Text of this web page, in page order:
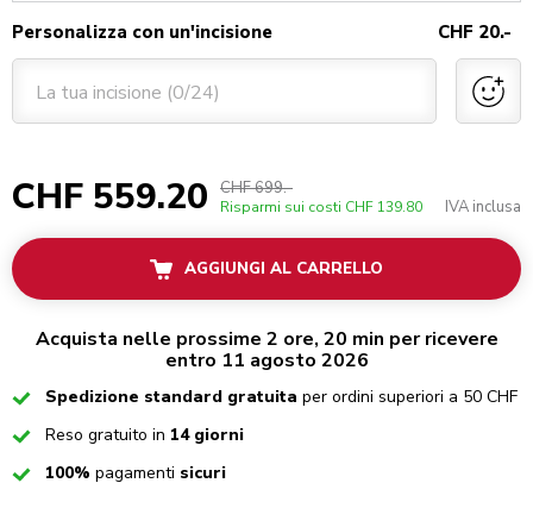
Personalizza con un'incisione CHF 20.-
La tua incisione (0/24)
CHF 559.20 CHF 699.-
Risparmi sui costi CHF 139.80 IVA inclusa
AGGIUNGI AL CARRELLO
Acquista nelle prossime 2 ore, 20 min per ricevere
entro 11 agosto 2026
CheckedSpedizione standard gratuita per ordini superiori a 50 CHF
CheckedReso gratuito in 14 giorni
Checked
100% pagamenti sicuri